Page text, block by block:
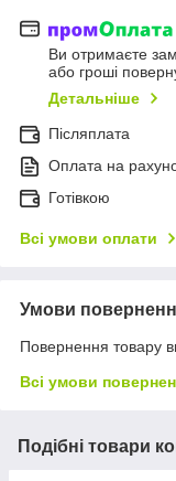
Ви отримаєте
або гроші
Детальніше
Післяплата
Оплата на
Готівкою
Всі умови оплати
Умови
Повернення товару
Всі умови
Подібні товари